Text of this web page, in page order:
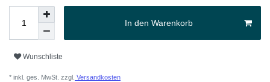
In den Warenkorb
Wunschliste
* inkl. ges. MwSt. zzgl. Versandkosten